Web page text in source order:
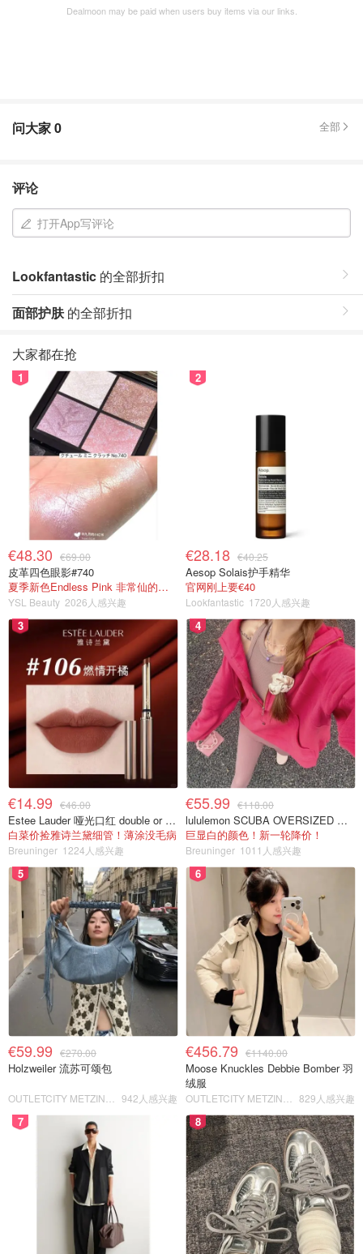
Dealmoon may be paid when users buy items via our links.
问大家0 全部
评论
打开App写评论
Lookfantastic 的全部折扣
面部护肤的全部折扣
大家都在抢
1
€48.30 €69.00
皮革四色眼影#740
夏季新色Endless Pink 非常仙的亮片盘！
YSL Beauty 2026人感兴趣
2
€28.18 €40.25
Aesop Solais护手精华
官网刚上要€40
Lookfantastic 1720人感兴趣
3
€14.99 €46.00
Estee Lauder 哑光口红 double or nothing色号
白菜价捡雅诗兰黛细管！薄涂没毛病
Breuninger 1224人感兴趣
4
€55.99 €118.00
lululemon SCUBA OVERSIZED 半拉链卫衣 紫红色
巨显白的颜色！新一轮降价！
Breuninger 1011人感兴趣
5
€59.99 €270.00
Holzweiler 流苏可颂包
942人感兴趣
6
€456.79 €1140.00
Moose Knuckles Debbie Bomber 羽
绒服
829人感兴趣
7 8